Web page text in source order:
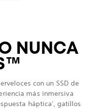
NUNCA
™
con un SSD de
más inmersiva
háptica , gatillos